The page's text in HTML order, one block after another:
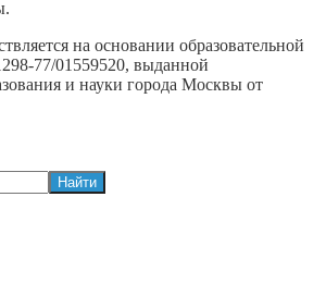
на основании образовательной
77/01559520, выданной
и науки города Москвы от